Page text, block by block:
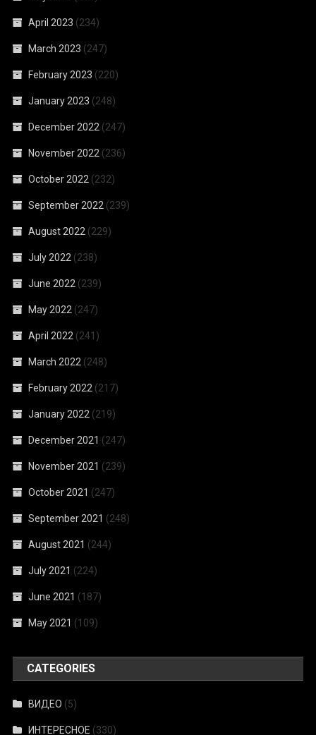
April 2023 (234)
March 2023 (247)
February 2023 (220)
January 2023 (248)
December 2022 (247)
November 2022 (236)
October 2022 (232)
September 2022 (239)
August 2022 (229)
July 2022 (238)
June 2022 (239)
May 2022 (247)
April 2022 (241)
March 2022 (248)
February 2022 (217)
January 2022 (219)
December 2021 (247)
November 2021 (239)
October 2021 (247)
September 2021 (248)
August 2021 (244)
July 2021 (224)
June 2021 (187)
May 2021 (109)
CATEGORIES
ВИДЕО (5)
ИНТЕРЕСНОЕ (330)